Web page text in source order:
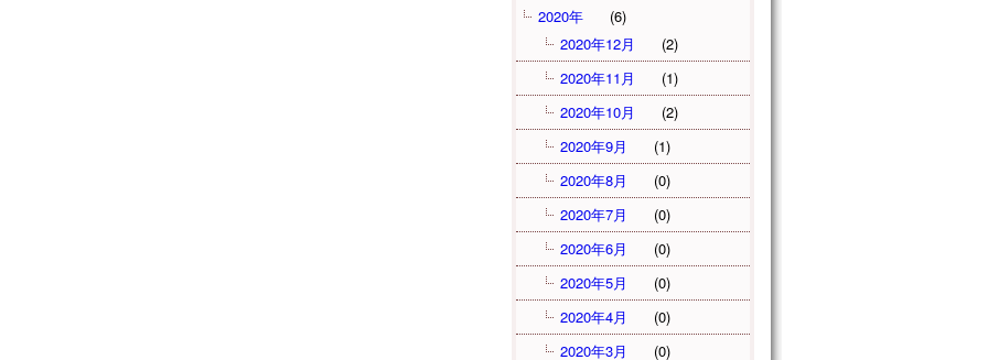
2020年
(6)
2020年12月
(2)
2020年11月
(1)
2020年10月
(2)
2020年9月
(1)
2020年8月
(0)
2020年7月
(0)
2020年6月
(0)
2020年5月
(0)
2020年4月
(0)
2020年3月
(0)